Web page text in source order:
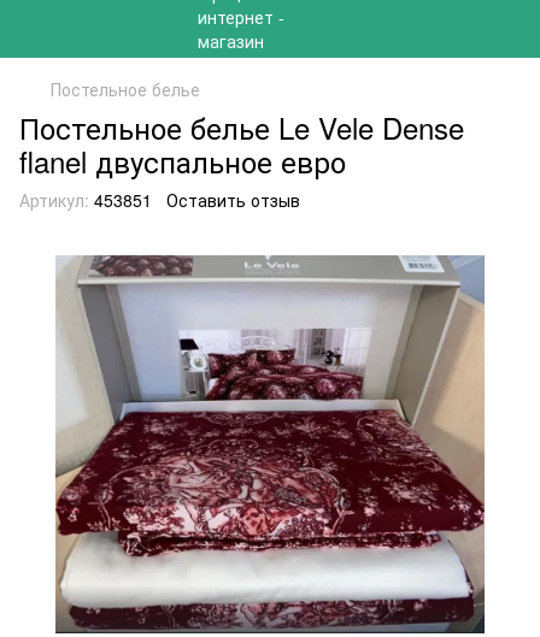
Постельное белье
Постельное белье Le Vele Dense
flanel двуспальное евро
Артикул: 453851 Оставить отзыв